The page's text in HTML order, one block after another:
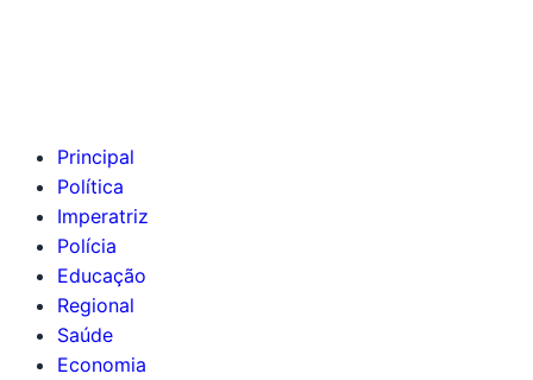
Principal
Política
Imperatriz
Polícia
Educação
Regional
Saúde
Economia